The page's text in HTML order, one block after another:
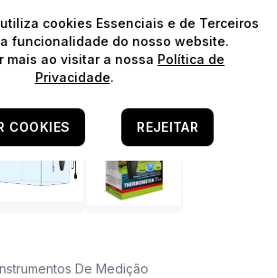
para encomendas acima de 60€!*⭐️
De Medição
cookies Essenciais e de Terceiros
funcionalidade do nosso website.
mais ao visitar a nossa Política de
Privacidade.
COOKIES REJEITAR